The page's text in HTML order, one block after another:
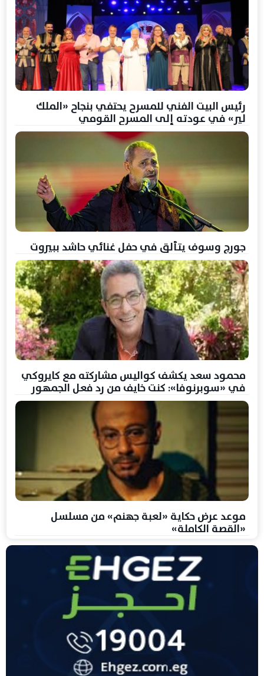
رئيس البيت الفني للمسرح يحتفي بنجاح «الملك
لير» في عودته إلى المسرح القومي
جورج وسوف يتألق في حفل غنائي حاشد ببيروت
محمود سعد يكشف كواليس مشاركته مع كايروكي
في «سوبرنوفا»: كنت خايف من رد فعل الجمهور
موعد عرض حكاية «لعبة جهنم» من مسلسل
«القصة الكاملة»